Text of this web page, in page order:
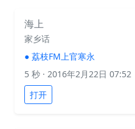
海上
家乡话
● 荔枝FM上官寒永
5 秒 · 2016年2月22日 07:52
打开